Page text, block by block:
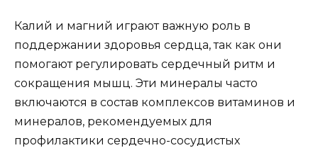
Калий и магний играют важную роль в
поддержании здоровья сердца, так как они
помогают регулировать сердечный ритм и
сокращения мышц. Эти минералы часто
включаются в состав комплексов витаминов и
минералов, рекомендуемых для
профилактики сердечно-сосудистых